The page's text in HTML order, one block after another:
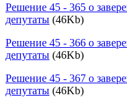
Решение 45 - 365 о
депутаты (46Kb)
Решение 45 - 366 о
депутаты (46Kb)
Решение 45 - 367 о
депутаты (46Kb)